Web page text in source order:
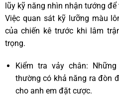
lũy kỹ năng nhìn nhận tướng
Việc quan sát kỹ lưỡng màu
của chiến kê trước khi lâm
trọng.
Kiểm tra vảy chân:
thường có khả năng ra đòn
cho anh em đặt cược.